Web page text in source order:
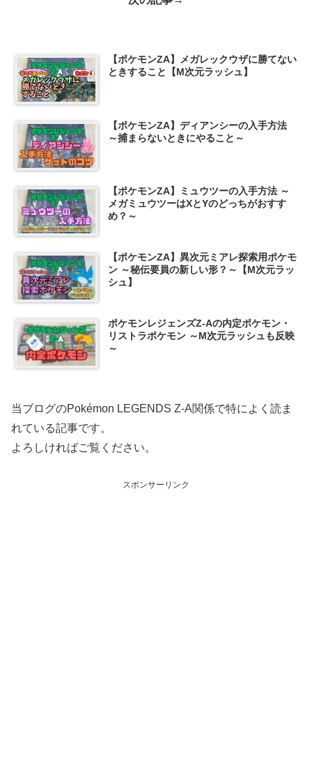
【ポケモンZA】メガレックウザに勝てない
ときすること【M次元ラッシュ】
【ポケモンZA】ディアンシーの入手方法
～捕まらないときにやること～
【ポケモンZA】ミュウツーの入手方法 ～
メガミュウツーはXとYのどっちがおすす
め？～
【ポケモンZA】異次元ミアレ探索用ポケモ
ン ～秘伝要員の新しい形？～【M次元ラッ
シュ】
ポケモンレジェンズZ-Aの内定ポケモン・
リストラポケモン ～M次元ラッシュも反映
～
当ブログのPokémon LEGENDS Z-A関係で特によく読ま
れている記事です。
よろしければご覧ください。
スポンサーリンク